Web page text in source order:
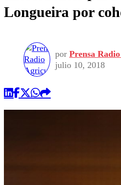
Colo Colo
Seleccion
Torneo
Entretención
Economía
Internacional
Publicaciones
Opinión
Programas
Longueira por
por Prensa
julio 10, 2018